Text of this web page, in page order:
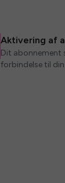
Aktivering af
Dit abonnement
forbindelse til